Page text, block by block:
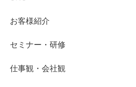
お客様紹介
セミナー・研修
仕事観・会社観